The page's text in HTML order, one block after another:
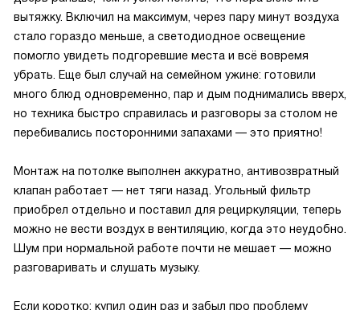
вытяжку. Включил на максимум, через пару минут воздуха
стало гораздо меньше, а светодиодное освещение
помогло увидеть подгоревшие места и всё вовремя
убрать. Еще был случай на семейном ужине: готовили
много блюд одновременно, пар и дым поднимались вверх,
но техника быстро справилась и разговоры за столом не
перебивались посторонними запахами — это приятно!
Монтаж на потолке выполнен аккуратно, антивозвратный
клапан работает — нет тяги назад. Угольный фильтр
приобрел отдельно и поставил для рециркуляции, теперь
можно не вести воздух в вентиляцию, когда это неудобно.
Шум при нормальной работе почти не мешает — можно
разговаривать и слушать музыку.
Если коротко: купил один раз и забыл про проблему